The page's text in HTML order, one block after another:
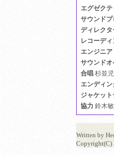
エグゼク
サウンド
ディレクタ
レコーデ
エンジニア
サウンド
合唱 杉並
エンディ
ジャケッ
協力 鈴木
Written by
Copyright(C)